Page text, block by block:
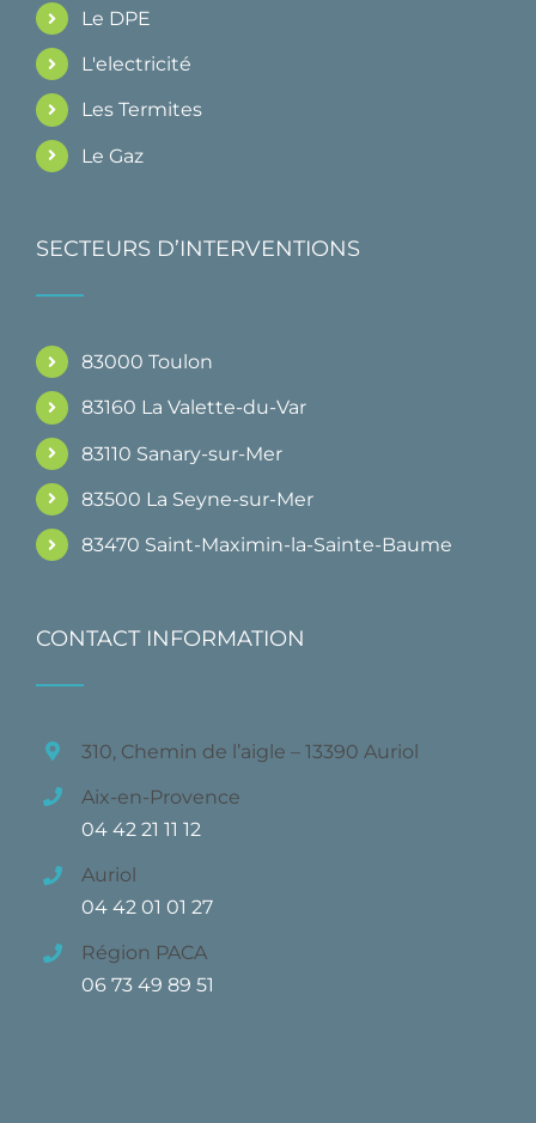
Le DPE
L'electricité
Les Termites
Le Gaz
SECTEURS D’INTERVENTIONS
83000 Toulon
83160 La Valette-du-Var
83110 Sanary-sur-Mer
83500 La Seyne-sur-Mer
83470 Saint-Maximin-la-Sainte-Baume
CONTACT INFORMATION
310, Chemin de l’aigle – 13390 Auriol
Aix-en-Provence
04 42 21 11 12
Auriol
04 42 01 01 27
Région PACA
06 73 49 89 51